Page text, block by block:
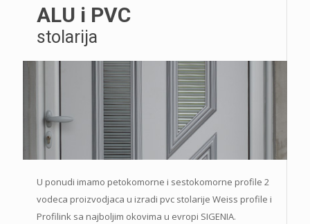
ALU i PVC
stolarija
U ponudi imamo petokomorne i sestokomorne profile 2
vodeca proizvodjaca u izradi pvc stolarije Weiss profile i
Profilink sa najboljim okovima u evropi SIGENIA.